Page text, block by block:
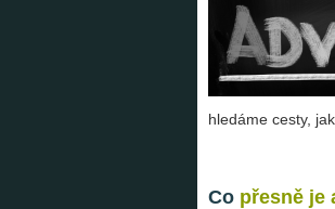
hledáme cesty,
Co přesně je